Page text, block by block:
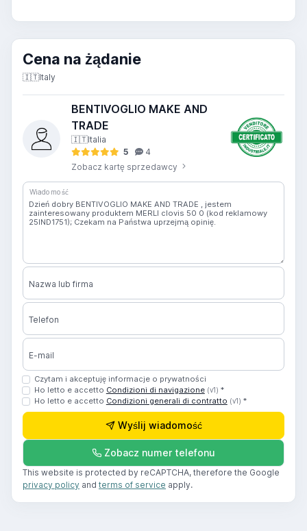
Cena na żądanie
🇮🇹Italy
BENTIVOGLIO MAKE AND
TRADE
🇮🇹Italia
5
4
Zobacz kartę sprzedawcy
Wiadomość
Nazwa lub firma
Telefon
E-mail
Czytam i akceptuję informacje o prywatności
Ho letto e accetto Condizioni di navigazione (v1) *
Ho letto e accetto Condizioni generali di contratto (v1) *
Wyślij wiadomość
Zobacz numer telefonu
This website is protected by reCAPTCHA, therefore the Google
privacy policy and terms of service apply.